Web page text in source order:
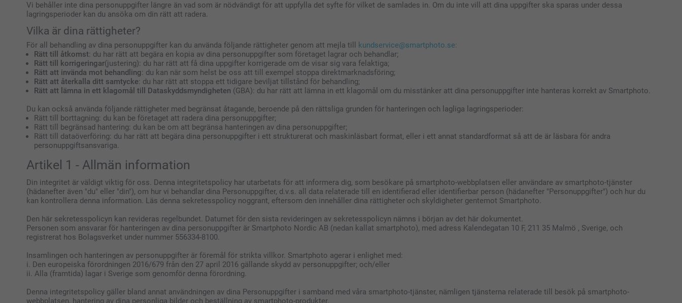
Vi behåller inte dina personuppgifter längre än vad som är nödvändigt för att uppfylla det syfte för vilket de samlades in. Om du inte vill att dina uppgifter ska sparas under dessa
lagringsperioder kan du ansöka om din rätt att radera.
Vilka är dina rättigheter?
För all behandling av dina personuppgifter kan du använda följande rättigheter genom att mejla till
kundservice@smartphoto.se:
Rätt till åtkomst: du har rätt att begära en kopia av dina personuppgifter som företaget lagrar och behandlar;
Rätt till korrigeringar(justering): du har rätt att få dina uppgifter korrigerade om de visar sig vara felaktiga;
Rätt att invända mot behandling: du kan när som helst be oss att till exempel stoppa direktmarknadsföring;
Rätt att återkalla ditt samtycke: du har rätt att stoppa ett tidigare beviljat tillstånd för behandling;
Rätt att lämna in ett klagomål till Dataskyddsmyndigheten (GBA): du har rätt att lämna in ett klagomål om du misstänker att dina personuppgifter inte hanteras korrekt av Smartphoto.
Du kan också använda följande rättigheter med begränsat åtagande, beroende på den rättsliga grunden för hanteringen och lagliga lagringsperioder:
Rätt till borttagning: du kan be företaget att radera dina personuppgifter;
Rätt till begränsad hantering: du kan be om att begränsa hanteringen av dina personuppgifter;
Rätt till dataöverföring: du har rätt att begära dina personuppgifter i ett strukturerat och maskinläsbart format, eller i ett annat standardformat så att de är läsbara för andra
personuppgiftsansvariga.
Artikel 1 - Allmän information
Din integritet är väldigt viktig för oss. Denna integritetspolicy har utarbetats för att informera dig, som besökare på smartphoto-webbplatsen eller användare av smartphoto-tjänster
(hädanefter även "du" eller "din"), om hur vi behandlar dina Personuppgifter, d.v.s. all data relaterade till en identifierad eller identifierbar person (hädanefter "Personuppgifter") och hur du
kan kontrollera denna information. Läs denna sekretesspolicy noggrant, eftersom den innehåller dina rättigheter och skyldigheter gentemot Smartphoto.
Den här sekretesspolicyn kan revideras regelbundet. Datumet för den sista revideringen av sekretesspolicyn nämns i början av det här dokumentet.
Personen som ansvarar för hanteringen av dina personuppgifter är Smartphoto Nordic AB (nedan kallat smartphoto), med adress Kalendegatan 10 F, 211 35 Malmö , Sverige, och
registrerat hos Bolagsverket under nummer 556334-8100.
Insamlingen och hanteringen av personuppgifter är föremål för strikta villkor. Smartphoto agerar i enlighet med:
i. Den europeiska förordningen 2016/679 från den 27 april 2016 gällande skydd av personuppgifter; och/eller
ii. Alla (framtida) lagar i Sverige som genomför denna förordning.
Denna integritetspolicy gäller bland annat användningen av dina Personuppgifter i samband med våra smartphoto-tjänster, nämligen tjänsterna relaterade till besök på smartphoto-
webbplatsen, hantering av dina personliga bilder och beställning av smartphoto-produkter.